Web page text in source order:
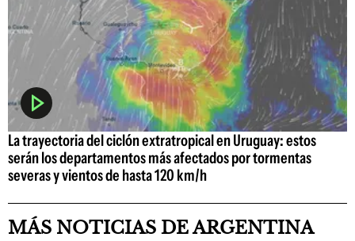
La trayectoria del ciclón extratropical en Uruguay: estos
serán los departamentos más afectados por tormentas
severas y vientos de hasta 120 km/h
MÁS NOTICIAS DE ARGENTINA